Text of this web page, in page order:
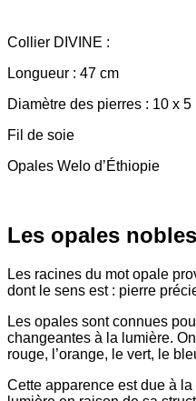
Collier DIVINE :
Longueur : 47 cm
Diamètre des pierres : 10 x 5
Fil de soie
Opales Welo d’Éthiopie
Les opales
Les racines du mot opale
dont le sens est : pierre
Les opales sont connues
changeantes à la lumière.
rouge, l’orange, le vert, le
Cette apparence est due à